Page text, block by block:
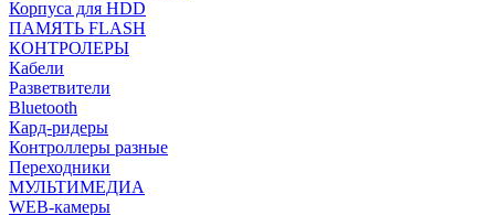
Корпуса для HDD
ПАМЯТЬ FLASH
КОНТРОЛЕРЫ
Кабели
Разветвители
Bluetooth
Кард-ридеры
Контроллеры разные
Переходники
МУЛЬТИМЕДИА
WEB-камеры